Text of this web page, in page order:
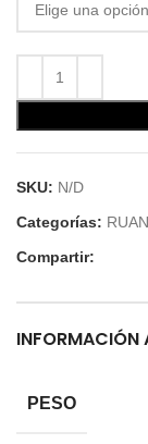
SKU: N/D
Categorías:
Compartir:
INFORMACIÓN
PESO